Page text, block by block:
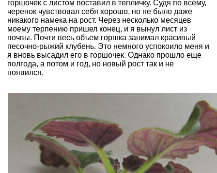
горшочек с листом поставил в тепличку. Судя по всему,
черенок чувствовал себя хорошо, но не было даже
никакого намека на рост. Через несколько месяцев
моему терпению пришел конец, и я вынул лист из
почвы. Почти весь объем горшка занимал красивый
песочно-рыжий клубень. Это немного успокоило меня и
я вновь высадил его в горшочек. Однако прошло еще
полгода, а потом и год, но новый рост так и не
появился.